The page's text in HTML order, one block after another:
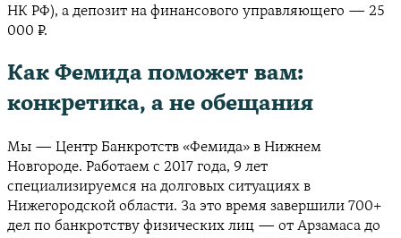
НК РФ), а депозит на финансового управляющего — 25
000 ₽.
Как Фемида поможет вам:
конкретика, а не обещания
Мы — Центр Банкротств «Фемида» в Нижнем
Новгороде. Работаем с 2017 года, 9 лет
специализируемся на долговых ситуациях в
Нижегородской области. За это время завершили 700+
дел по банкротству физических лиц — от Арзамаса до